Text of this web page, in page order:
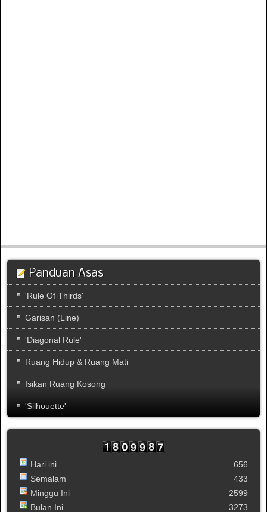
Panduan Asas
'Rule Of Thirds'
Garisan (Line)
'Diagonal Rule'
Ruang Hidup & Ruang Mati
Isikan Ruang Kosong
'Silhouette'
Hari ini
Semalam
Minggu Ini
Bulan Ini
656
433
2599
3273